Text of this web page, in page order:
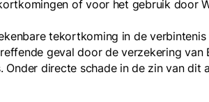
of voor het gebruik door
tekortkoming in de
geval door de verzekering
directe schade in de zin van